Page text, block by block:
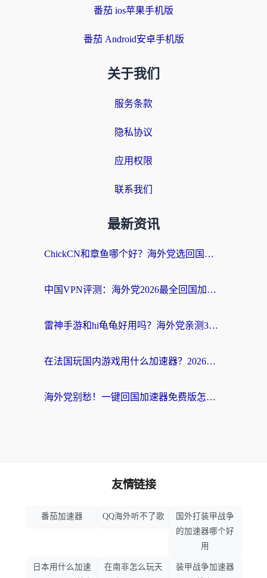
番茄 ios苹果手机版
番茄 Android安卓手机版
关于我们
服务条款
隐私协议
应用权限
联系我们
最新资讯
ChickCN和章鱼哪个好？海外党选回国加速器的3个关键维度 + 实用避坑指南
中国VPN评测：海外党2026最全回国加速器选择指南，告别地区限制不踩坑
雷神手游和hi龟龟好用吗？海外党亲测3款回国加速器，教你选对国外到国内加速器
在法国玩国内游戏用什么加速器？2026实测解决延迟卡顿的实用指南
海外党别愁！一键回国加速器免费版怎么选？从踩坑到流畅访问的全攻略
友情链接
番茄加速器 QQ海外听不了歌
国外打装甲战争
的加速器哪个好
用
日本用什么加速
在南非怎么玩天
装甲战争加速器